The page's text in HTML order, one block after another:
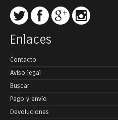
Enlaces
Contacto
Aviso legal
Buscar
Pago y envío
Devoluciones